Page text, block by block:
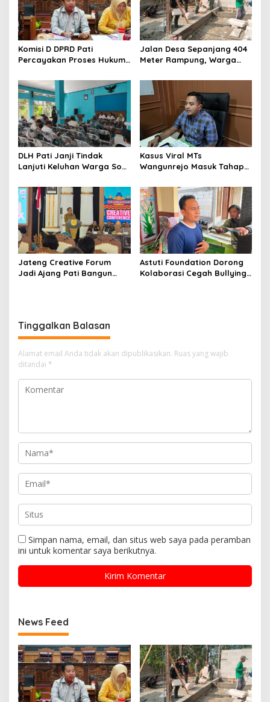
Komisi D DPRD Pati
Percayakan Proses Hukum
kepada Polisi
Jalan Desa Sepanjang 404
Meter Rampung, Warga
Rasakan Manfaat
DLH Pati Janji Tindak
Lanjuti Keluhan Warga Soal
Kasus Viral MTs
Wangunrejo Masuk Tahap
Kumpulkan Alat Bukti
Jateng Creative Forum
Jadi Ajang Pati Bangun
Astuti Foundation Dorong
Kolaborasi Cegah Bullying
Tinggalkan Balasan
Alamat email Anda tidak akan dipublikasikan. Ruas yang wajib
ditandai *
Simpan nama, email, dan situs web saya pada peramban
ini untuk komentar saya berikutnya.
News Feed